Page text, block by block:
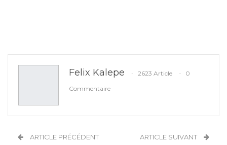
Felix Kalepe 2623 Article
0
Commentaire
ARTICLE PRÉCÉDENT ARTICLE SUIVANT